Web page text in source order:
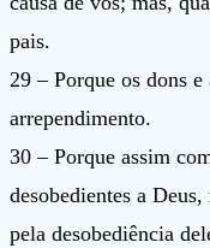
pais.
29 – Porque os dons e
arrependimento.
30 – Porque assim
desobedientes a
pela desobediência